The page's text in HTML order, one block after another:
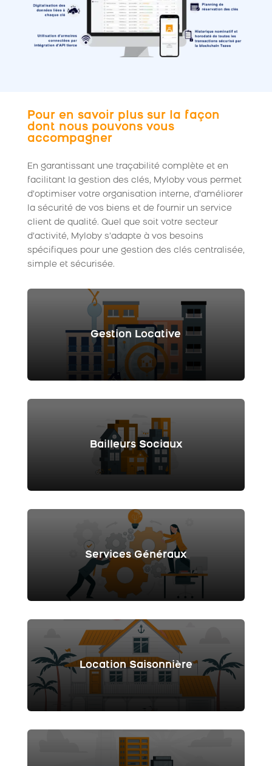
Pour en savoir plus sur la façon
dont nous pouvons vous
accompagner
En garantissant une traçabilité complète et en
facilitant la gestion des clés, Myloby vous permet
d’optimiser votre organisation interne, d’améliorer
la sécurité de vos biens et de fournir un service
client de qualité. Quel que soit votre secteur
d’activité, Myloby s’adapte à vos besoins
spécifiques pour une gestion des clés centralisée,
simple et sécurisée.
Gestion Locative
Bailleurs Sociaux
Services Généraux
Location Saisonnière